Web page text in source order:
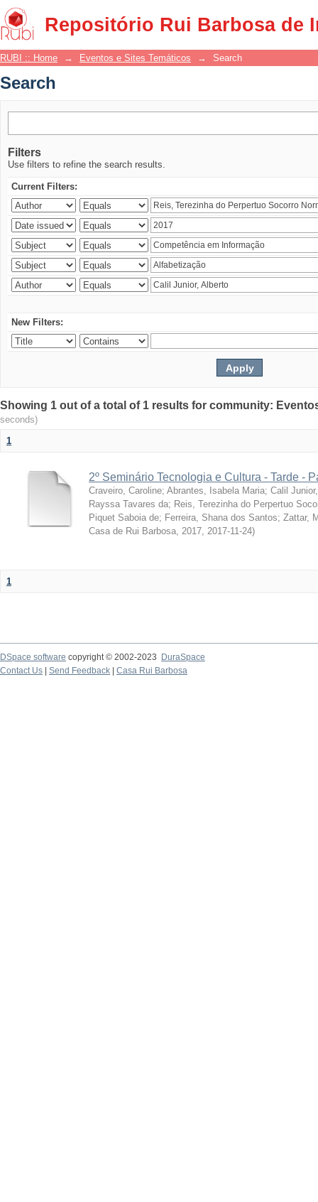
Repositório Rui Barbosa de
Search
RUBI :: Home → Eventos e Sites Temáticos → Search
Search
Filters
Use filters to refine the search results.
Current Filters:
New Filters:
Showing 1 out of a total of 1 results for community:
seconds)
1
2º Seminário Tecnologia e Cultura - Tarde -
Craveiro, Caroline; Abrantes, Isabela Maria; Calil
Rayssa Tavares da; Reis, Terezinha do Perpertuo
Piquet Saboia de; Ferreira, Shana dos Santos; Zattar,
Casa de Rui Barbosa, 2017, 2017-11-24)
1
DSpace software copyright © 2002-2023
DuraSpace
Contact Us
Send Feedback Casa Rui Barbosa